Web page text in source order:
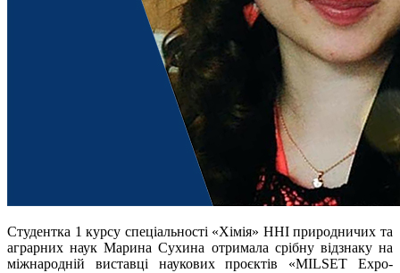
Студентка 1 курсу спеціальності «Хімія» ННІ природничих та
аграрних наук Марина Сухина отримала срібну відзнаку на
міжнародній виставці наукових проєктів «MILSET Expo-